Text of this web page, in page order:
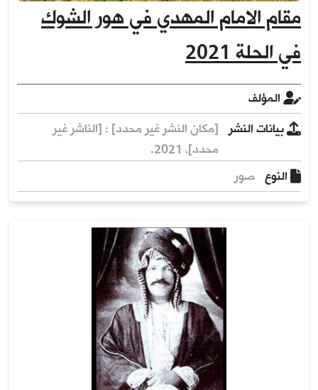
مقام الامام المهدي في هور الشوك
في الحلة 2021
المؤلف
بيانات النشر [مكان النشر غير محدد] : [الناشر غير
محدد]، 2021.
النوع صور